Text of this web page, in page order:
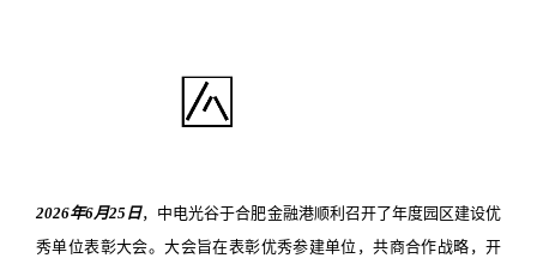
2026年6月25日，中电光谷于合肥金融港顺利召开了年度园区建设优
秀单位表彰大会。大会旨在表彰优秀参建单位，共商合作战略，开